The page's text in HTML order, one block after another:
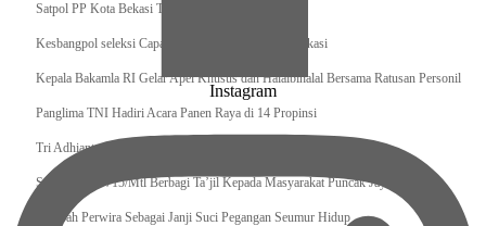
Satpol PP Kota Bekasi Tertibkan PPKS
Kesbangpol seleksi Capaska 736 Siswa/i se-Kota Bekasi
Kepala Bakamla RI Gelar Apel Khusus dan Halalbihalal Bersama Ratusan Personil
Panglima TNI Hadiri Acara Panen Raya di 14 Propinsi
Tri Adhianto : Kota Bekasi Bisa Mempertahankan Keharmonisasian
Satgas Yonif 715/Mtl Berbagi Ta’jil Kepada Masyarakat Puncak Jaya
Sumpah Perwira Sebagai Janji Suci Pegangan Seumur Hidup
Instagram